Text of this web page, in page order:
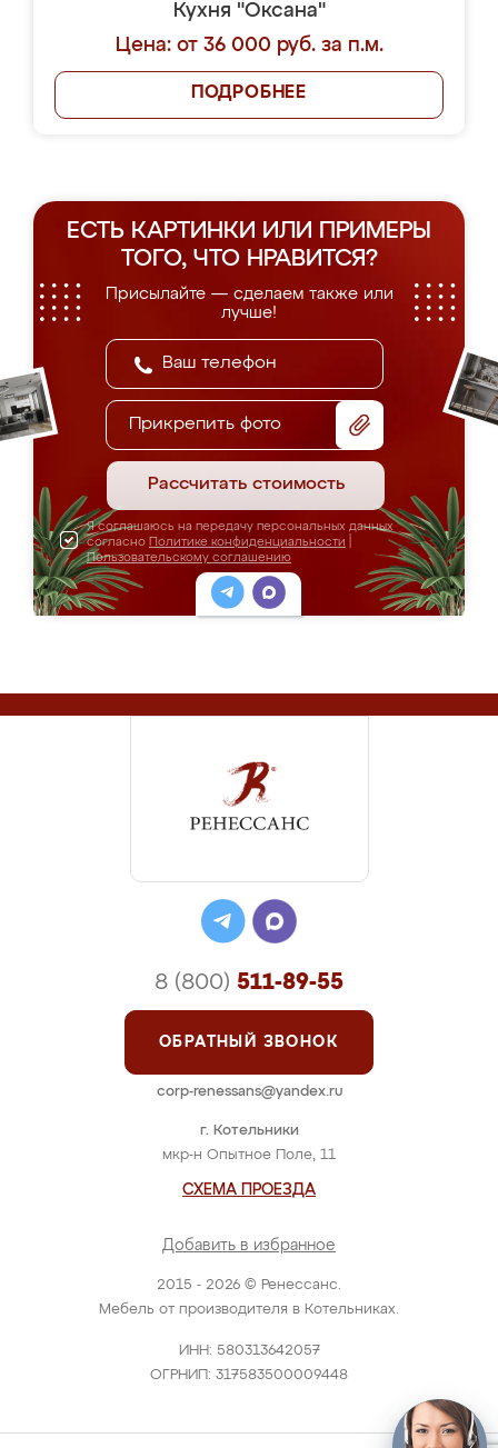
Кухня "Оксана"
Цена: от 36 000 руб. за п.м.
ПОДРОБНЕЕ
ЕСТЬ КАРТИНКИ ИЛИ ПРИМЕРЫ
ТОГО, ЧТО НРАВИТСЯ?
Присылайте — сделаем также или
лучше!
Прикрепить фото
Рассчитать стоимость
Я соглашаюсь на передачу персональных данных
согласно Политике конфиденциальности
Пользовательскому соглашению
2015 - 2026 © Ренессанс.
Мебель от производителя в Котельниках.
ИНН: 580313642057
ОГРНИП: 317583500009448
г. Котельники
мкр-н Опытное Поле, 11
СХЕМА ПРОЕЗДА
Добавить в избранное
8 (800) 511-89-55
ОБРАТНЫЙ ЗВОНОК
corp-renessans@yandex.ru